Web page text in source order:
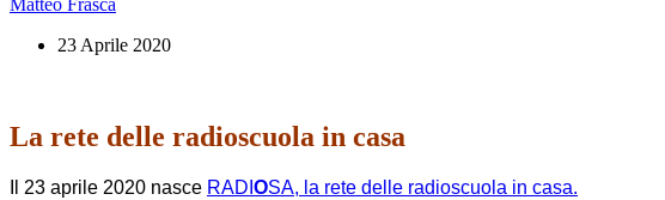
23 Aprile 2020
La rete delle radioscuola in casa
Il 23 aprile 2020 nasce RADI OSA, la rete delle radioscuola in casa.